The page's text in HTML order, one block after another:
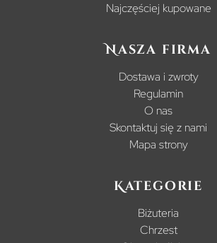
Najczęściej kupowane
Nasza firma
Dostawa i zwroty
Regulamin
O nas
Skontaktuj się z nami
Mapa strony
Kategorie
Biżuteria
Chrzest